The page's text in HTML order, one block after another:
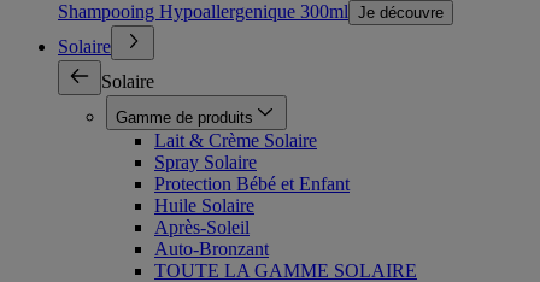
Shampooing Hypoallergenique 300ml Je découvre
Solaire
Solaire
Gamme de produits
Lait & Crème Solaire
Spray Solaire
Protection Bébé et Enfant
Huile Solaire
Après-Soleil
Auto-Bronzant
TOUTE LA GAMME SOLAIRE